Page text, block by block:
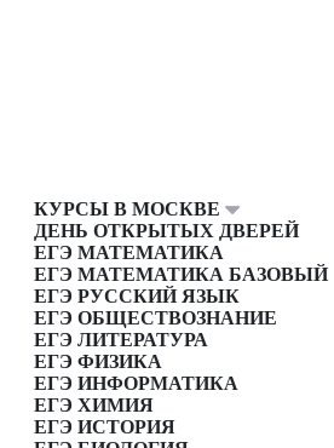
КУРСЫ В МОСКВЕ
ДЕНЬ ОТКРЫТЫХ ДВЕРЕЙ
ЕГЭ МАТЕМАТИКА
ЕГЭ МАТЕМАТИКА БАЗОВЫЙ
ЕГЭ РУССКИЙ ЯЗЫК
ЕГЭ ОБЩЕСТВОЗНАНИЕ
ЕГЭ ЛИТЕРАТУРА
ЕГЭ ФИЗИКА
ЕГЭ ИНФОРМАТИКА
ЕГЭ ХИМИЯ
ЕГЭ ИСТОРИЯ